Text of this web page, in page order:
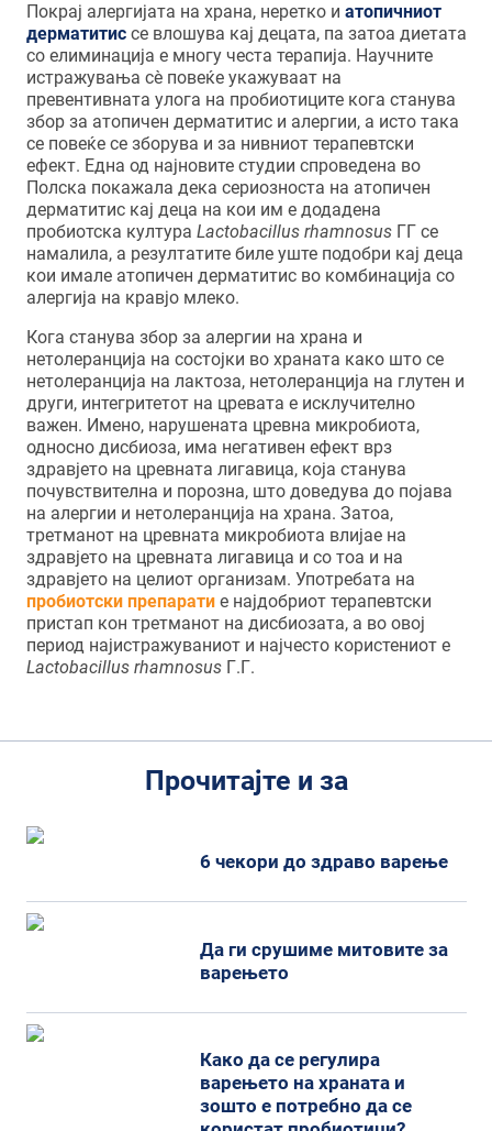
Покраj алергијата на храна, неретко и атопичниот
дерматитиссе влошува кај децата, па затоа диетата
со елиминација е многу честа терапија. Научните
истражувања сè повеќе укажуваат на
превентивната улога на пробиотиците кога станува
збор за атопичен дерматитис и алергии, а исто така
се повеќе се зборува и за нивниот терапевтски
ефект. Една од најновите студии спроведена во
Полска покажала дека сериозноста на атопичен
дерматитис кај деца на кои им е додадена
пробиотска култура Lactobacillus rhamnosus ГГ се
намалила, а резултатите биле уште подобри кај деца
кои имале атопичен дерматитис во комбинација со
алергија на кравјо млеко.
Кога станува збор за алергии на храна и
нетолеранција на состојки во храната како што се
нетолеранција на лактоза, нетолеранција на глутен и
други, интегритетот на цревата е исклучително
важен. Имено, нарушената цревна микробиота,
односно дисбиоза, има негативен ефект врз
здравјето на цревната лигавица, која станува
почувствителна и порозна, што доведува до појава
на алергии и нетолеранција на храна. Затоа,
третманот на цревната микробиота влијае на
здравјето на цревната лигавица и со тоа и на
здравјето на целиот организам. Употребата на
пробиотски препаратие најдобриот терапевтски
пристап кон третманот на дисбиозата, а во овој
период најистражуваниот и најчесто користениот е
Lactobacillus rhamnosus Г.Г.
Прочитајте и за
6 чекори до здраво варење
Да ги срушиме митовите за
варењето
Како да се регулира
варењето на храната и
зошто е потребно да се